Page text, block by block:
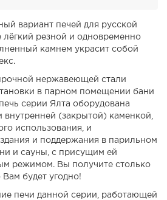
вариант печей для русской
резной и одновременно
камнем украсит собой
нержавеющей стали
в парном помещении бани
серии Ялта оборудована
(закрытой) каменкой,
использования, и
и поддержания в парильном
и сауны, с присущим ей
режимом. Вы получите столько
Вам будет угодно!
печи данной серии, работающей